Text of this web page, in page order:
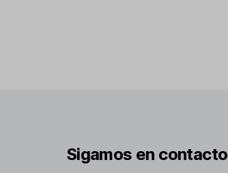
Sigamos en contacto